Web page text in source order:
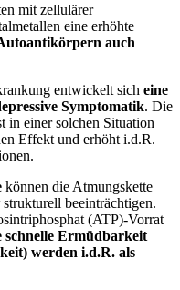
mit zellulärer
eine erhöhte
auch
entwickelt sich eine
Symptomatik. Die
in einer solchen Situation
Effekt und erhöht i.d.R.
können die Atmungskette
beeinträchtigen.
(ATP)-Vorrat
schnelle Ermüdbarkeit
werden i.d.R. als